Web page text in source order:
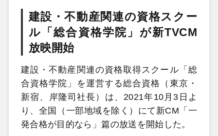
建設・不動産関連の資格スクー
ル「総合資格学院」が新TVCM
放映開始
建設・不動産関連の資格取得スクール「総
合資格学院」を運営する総合資格（東京・
新宿、岸隆司社長）は、2021年10月3日よ
り、全国（一部地域を除く）にて新CM「一
発合格が目的なら」篇の放送を開始した。